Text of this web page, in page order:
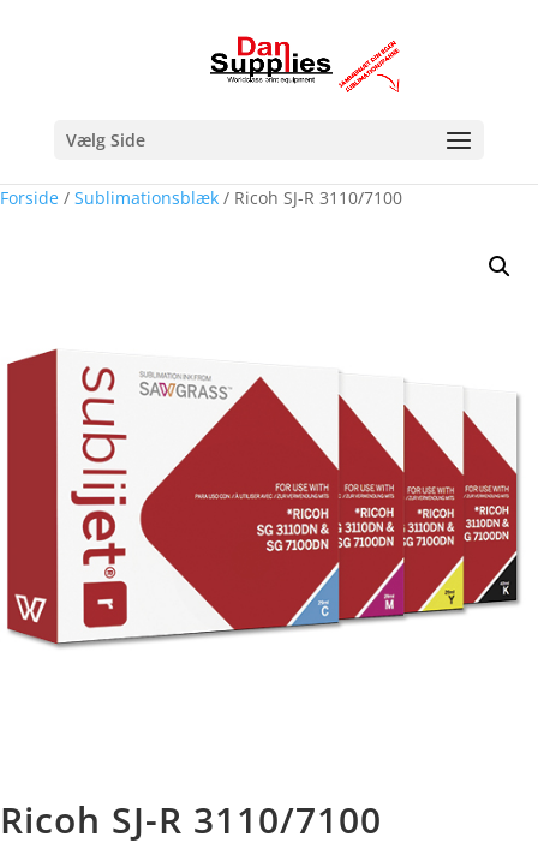
Vælg Side
Forside / Sublimationsblæk / Ricoh SJ-R 3110/7100
Ricoh SJ-R 3110/7100